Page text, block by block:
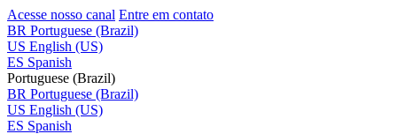
Acesse nosso canal Entre em contato
BR Portuguese (Brazil)
US English (US)
ES Spanish
Portuguese (Brazil)
BR Portuguese (Brazil)
US English (US)
ES Spanish